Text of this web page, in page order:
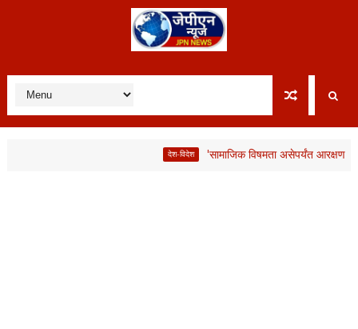
'सामाजिक विषमता असेपर्यंत आरक्षण आवश्यक';